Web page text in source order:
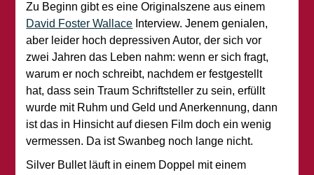
Zu Beginn gibt es eine Originalszene aus einem
David Foster Wallace Interview. Jenem genialen,
aber leider hoch depressiven Autor, der sich vor
zwei Jahren das Leben nahm: wenn er sich fragt,
warum er noch schreibt, nachdem er festgestellt
hat, dass sein Traum Schriftsteller zu sein, erfüllt
wurde mit Ruhm und Geld und Anerkennung, dann
ist das in Hinsicht auf diesen Film doch ein wenig
vermessen. Da ist Swanbeg noch lange nicht.
Silver Bullet läuft in einem Doppel mit einem